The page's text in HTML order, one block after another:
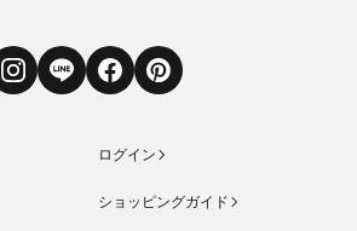
InstagramLINE FacebookPinterest
ログイン
ショッピングガイド